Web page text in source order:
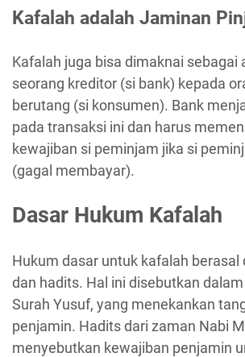
Kafalah adalah Jaminan
Kafalah juga bisa dimaknai sebagai
seorang kreditor (si bank) kepada
berutang (si konsumen). Bank
pada transaksi ini dan harus
kewajiban si peminjam jika si
(gagal membayar).
Dasar Hukum Kafalah
Hukum dasar untuk kafalah berasal
dan hadits. Hal ini disebutkan
Surah Yusuf, yang menekankan
penjamin. Hadits dari zaman Nabi
menyebutkan kewajiban penjamin